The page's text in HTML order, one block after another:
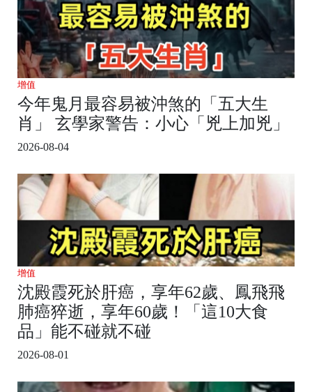
增值
今年鬼月最容易被沖煞的「五大生
肖」 玄學家警告：小心「兇上加兇」
2026-08-04
增值
沈殿霞死於肝癌，享年62歲、鳳飛飛
肺癌猝逝，享年60歲！「這10大食
品」能不碰就不碰
2026-08-01